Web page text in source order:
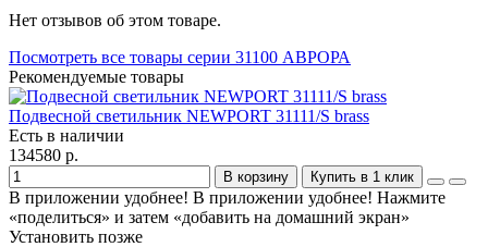
Нет отзывов об этом товаре.
Посмотреть все товары серии 31100 АВРОРА
Рекомендуемые товары
Подвесной светильник NEWPORT 31111/S brass
Есть в наличии
134580 р.
В корзину Купить в 1 клик
В приложении удобнее! В приложении удобнее! Нажмите
«поделиться» и затем «добавить на домашний экран»
Установить позже